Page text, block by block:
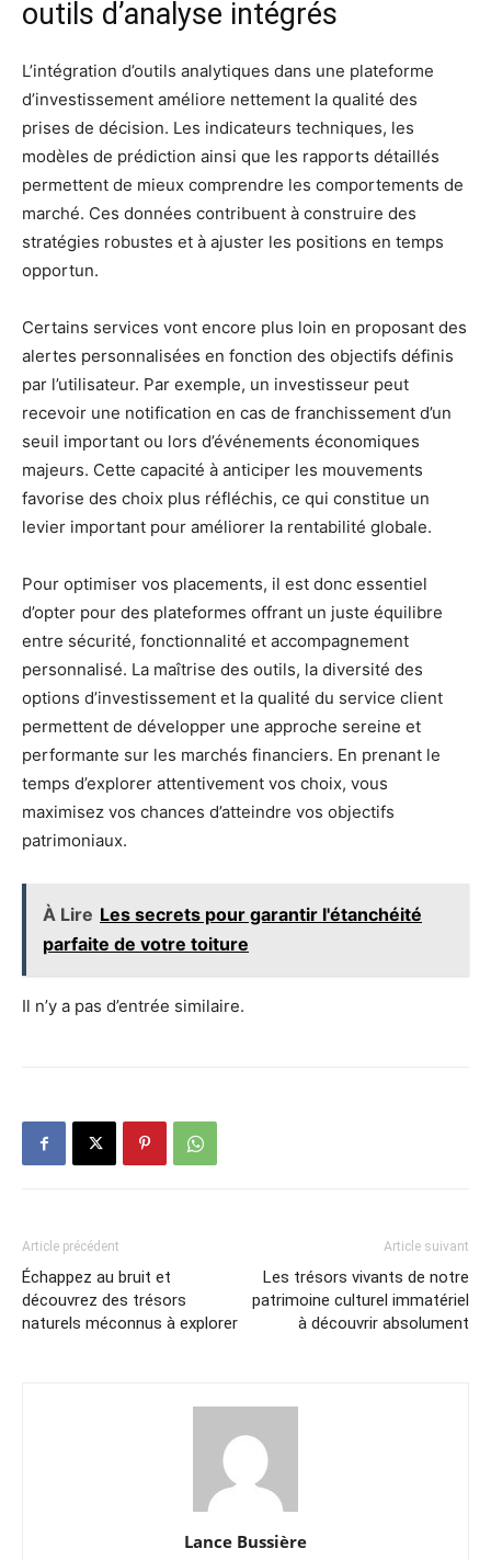
outils d’analyse intégrés
L’intégration d’outils analytiques dans une plateforme
d’investissement améliore nettement la qualité des
prises de décision. Les indicateurs techniques, les
modèles de prédiction ainsi que les rapports détaillés
permettent de mieux comprendre les comportements de
marché. Ces données contribuent à construire des
stratégies robustes et à ajuster les positions en temps
opportun.
Certains services vont encore plus loin en proposant des
alertes personnalisées en fonction des objectifs définis
par l’utilisateur. Par exemple, un investisseur peut
recevoir une notification en cas de franchissement d’un
seuil important ou lors d’événements économiques
majeurs. Cette capacité à anticiper les mouvements
favorise des choix plus réfléchis, ce qui constitue un
levier important pour améliorer la rentabilité globale.
Pour optimiser vos placements, il est donc essentiel
d’opter pour des plateformes offrant un juste équilibre
entre sécurité, fonctionnalité et accompagnement
personnalisé. La maîtrise des outils, la diversité des
options d’investissement et la qualité du service client
permettent de développer une approche sereine et
performante sur les marchés financiers. En prenant le
temps d’explorer attentivement vos choix, vous
maximisez vos chances d’atteindre vos objectifs
patrimoniaux.
À Lire Les secrets pour garantir l'étanchéité
parfaite de votre toiture
Il n’y a pas d’entrée similaire.
Article précédent
Échappez au bruit et
découvrez des trésors
naturels méconnus à explorer
Article suivant
Les trésors vivants de notre
patrimoine culturel immatériel
à découvrir absolument
Lance Bussière